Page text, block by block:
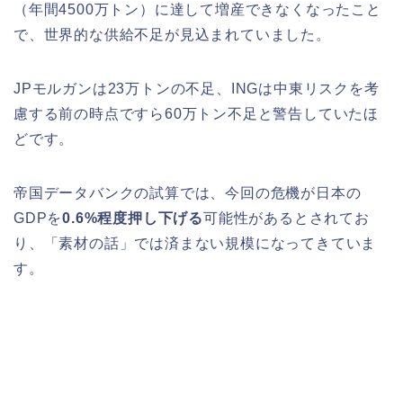
（年間4500万トン）に達して増産できなくなったこと
で、世界的な供給不足が見込まれていました。
JPモルガンは23万トンの不足、INGは中東リスクを考
慮する前の時点ですら60万トン不足と警告していたほ
どです。
帝国データバンクの試算では、今回の危機が日本の
GDPを0.6%程度押し下げる可能性があるとされてお
り、「素材の話」では済まない規模になってきていま
す。